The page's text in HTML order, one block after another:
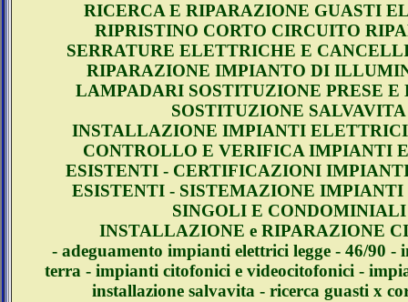
RICERCA E RIPARAZIONE GUASTI
RIPRISTINO CORTO CIRCUITO
SERRATURE ELETTRICHE E
RIPARAZIONE IMPIANTO DI
LAMPADARI SOSTITUZIONE PRESE E
SOSTITUZIONE SALVAVITA
INSTALLAZIONE IMPIANTI ELETTRICI
CONTROLLO E VERIFICA IMPIANTI
ESISTENTI - CERTIFICAZIONI
ESISTENTI - SISTEMAZIONE
SINGOLI E CONDOMINIALI
INSTALLAZIONE e RIPARAZIONE
- adeguamento impianti elettrici legge - 46/90 -
terra - impianti citofonici e videocitofonici -
installazione salvavita - ricerca guasti x